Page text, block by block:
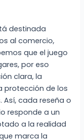
destinada
al comercio,
que el juego
por eso
clara, la
protección de los
Así, cada reseña o
responde a un
a la realidad
marca la